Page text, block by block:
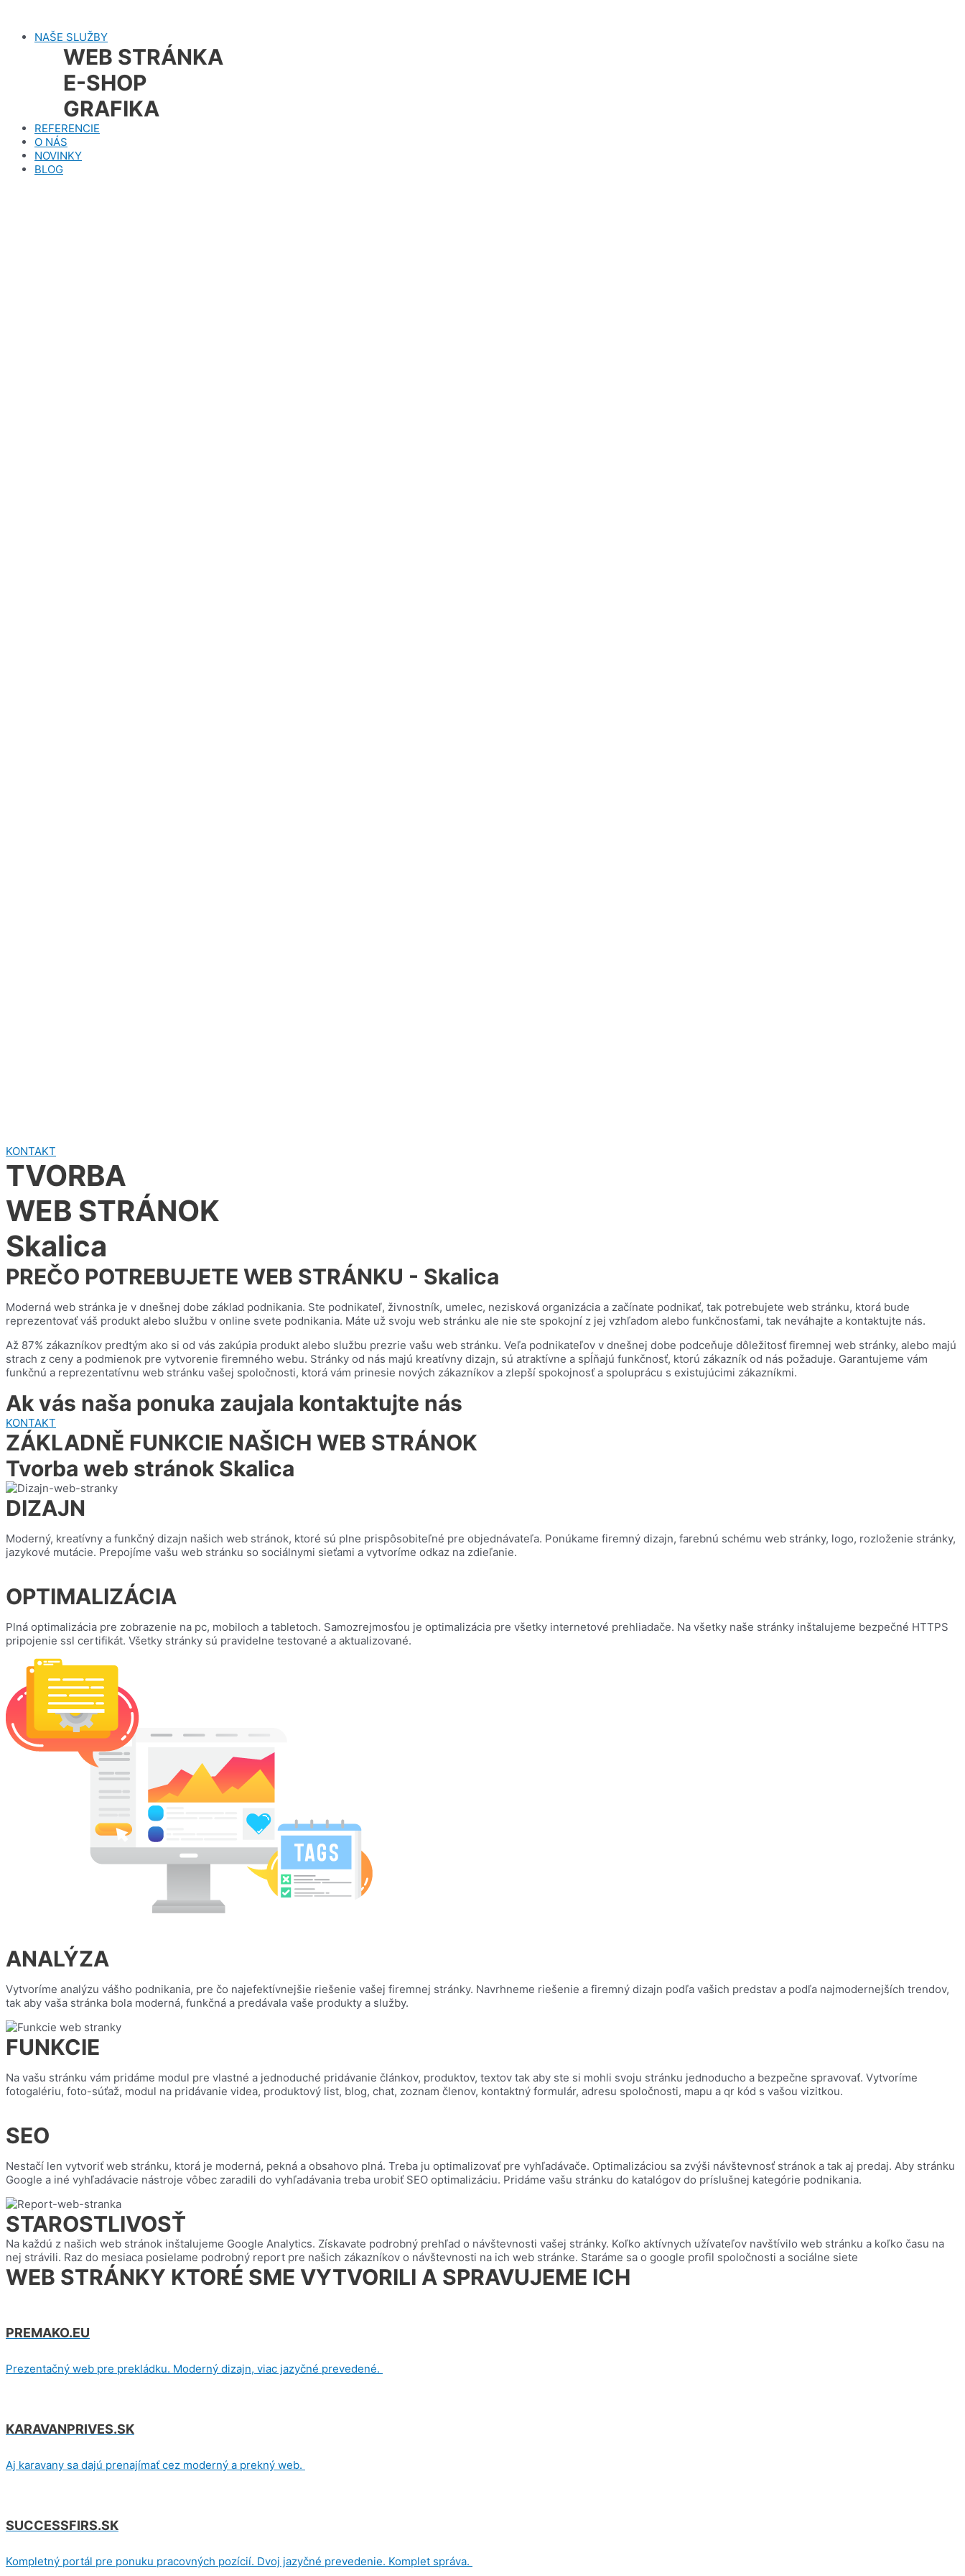
obsahNAŠE SLUŽBY
WEB STRÁNKA
E-SHOP
GRAFIKA
REFERENCIE
O NÁS
NOVINKY
BLOG
KONTAKT
TVORBA
WEB STRÁNOK
Skalica
PREČO POTREBUJETE WEB STRÁNKU - Skalica
Moderná web stránka je v dnešnej dobe základ podnikania. Ste podnikateľ, živnostník, umelec, nezisková organizácia a začínate podnikať, tak potrebujete web stránku, ktorá bude
reprezentovať váš produkt alebo službu v online svete podnikania. Máte už svoju web stránku ale nie ste spokojní z jej vzhľadom alebo funkčnosťami, tak neváhajte a kontaktujte nás.
Až 87% zákazníkov predtým ako si od vás zakúpia produkt alebo službu prezrie vašu web stránku. Veľa podnikateľov v dnešnej dobe podceňuje dôležitosť firemnej web stránky, alebo majú
strach z ceny a podmienok pre vytvorenie firemného webu. Stránky od nás majú kreatívny dizajn, sú atraktívne a spĺňajú funkčnosť, ktorú zákazník od nás požaduje. Garantujeme vám
funkčnú a reprezentatívnu web stránku vašej spoločnosti, ktorá vám prinesie nových zákazníkov a zlepší spokojnosť a spoluprácu s existujúcimi zákazníkmi.
Ak vás naša ponuka zaujala kontaktujte nás
KONTAKT
ZÁKLADNĚ FUNKCIE NAŠICH WEB STRÁNOK
Tvorba web stránok Skalica
DIZAJN
Moderný, kreatívny a funkčný dizajn našich web stránok, ktoré sú plne prispôsobiteľné pre objednávateľa. Ponúkame firemný dizajn, farebnú schému web stránky, logo, rozloženie stránky,
jazykové mutácie. Prepojíme vašu web stránku so sociálnymi sieťami a vytvoríme odkaz na zdieľanie.
OPTIMALIZÁCIA
Plná optimalizácia pre zobrazenie na pc, mobiloch a tabletoch. Samozrejmosťou je optimalizácia pre všetky internetové prehliadače. Na všetky naše stránky inštalujeme bezpečné HTTPS
pripojenie ssl certifikát. Všetky stránky sú pravidelne testované a aktualizované.
ANALÝZA
Vytvoríme analýzu vášho podnikania, pre čo najefektívnejšie riešenie vašej firemnej stránky. Navrhneme riešenie a firemný dizajn podľa vašich predstav a podľa najmodernejších trendov,
tak aby vaša stránka bola moderná, funkčná a predávala vaše produkty a služby.
FUNKCIE
Na vašu stránku vám pridáme modul pre vlastné a jednoduché pridávanie článkov, produktov, textov tak aby ste si mohli svoju stránku jednoducho a bezpečne spravovať. Vytvoríme
fotogalériu, foto-súťaž, modul na pridávanie videa, produktový list, blog, chat, zoznam členov, kontaktný formulár, adresu spoločnosti, mapu a qr kód s vašou vizitkou.
SEO
Nestačí len vytvoriť web stránku, ktorá je moderná, pekná a obsahovo plná. Treba ju optimalizovať pre vyhľadávače. Optimalizáciou sa zvýši návštevnosť stránok a tak aj predaj. Aby stránku
Google a iné vyhľadávacie nástroje vôbec zaradili do vyhľadávania treba urobiť SEO optimalizáciu. Pridáme vašu stránku do katalógov do príslušnej kategórie podnikania.
STAROSTLIVOSŤ
Na každú z našich web stránok inštalujeme Google Analytics. Získavate podrobný prehľad o návštevnosti vašej stránky. Koľko aktívnych užívateľov navštívilo web stránku a koľko času na
nej strávili. Raz do mesiaca posielame podrobný report pre našich zákazníkov o návštevnosti na ich web stránke. Staráme sa o google profil spoločnosti a sociálne siete
WEB STRÁNKY KTORÉ SME VYTVORILI A SPRAVUJEME ICH
PREMAKO.EU
Prezentačný web pre prekládku. Moderný dizajn, viac jazyčné prevedené.
KARAVANPRIVES.SK
Aj karavany sa dajú prenajímať cez moderný a prekný web.
SUCCESSFIRS.SK
Kompletný portál pre ponuku pracovných pozícií. Dvoj jazyčné prevedenie. Komplet správa.